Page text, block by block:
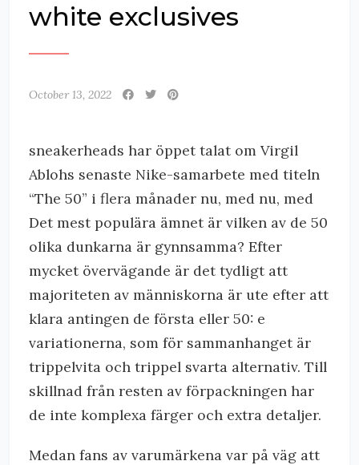
white exclusives
October 13, 2022
sneakerheads har öppet talat om Virgil
Ablohs senaste Nike-samarbete med titeln
“The 50” i flera månader nu, med nu, med
Det mest populära ämnet är vilken av de 50
olika dunkarna är gynnsamma? Efter
mycket övervägande är det tydligt att
majoriteten av människorna är ute efter att
klara antingen de första eller 50: e
variationerna, som för sammanhanget är
trippelvita och trippel svarta alternativ. Till
skillnad från resten av förpackningen har
de inte komplexa färger och extra detaljer.
Medan fans av varumärkena var på väg att